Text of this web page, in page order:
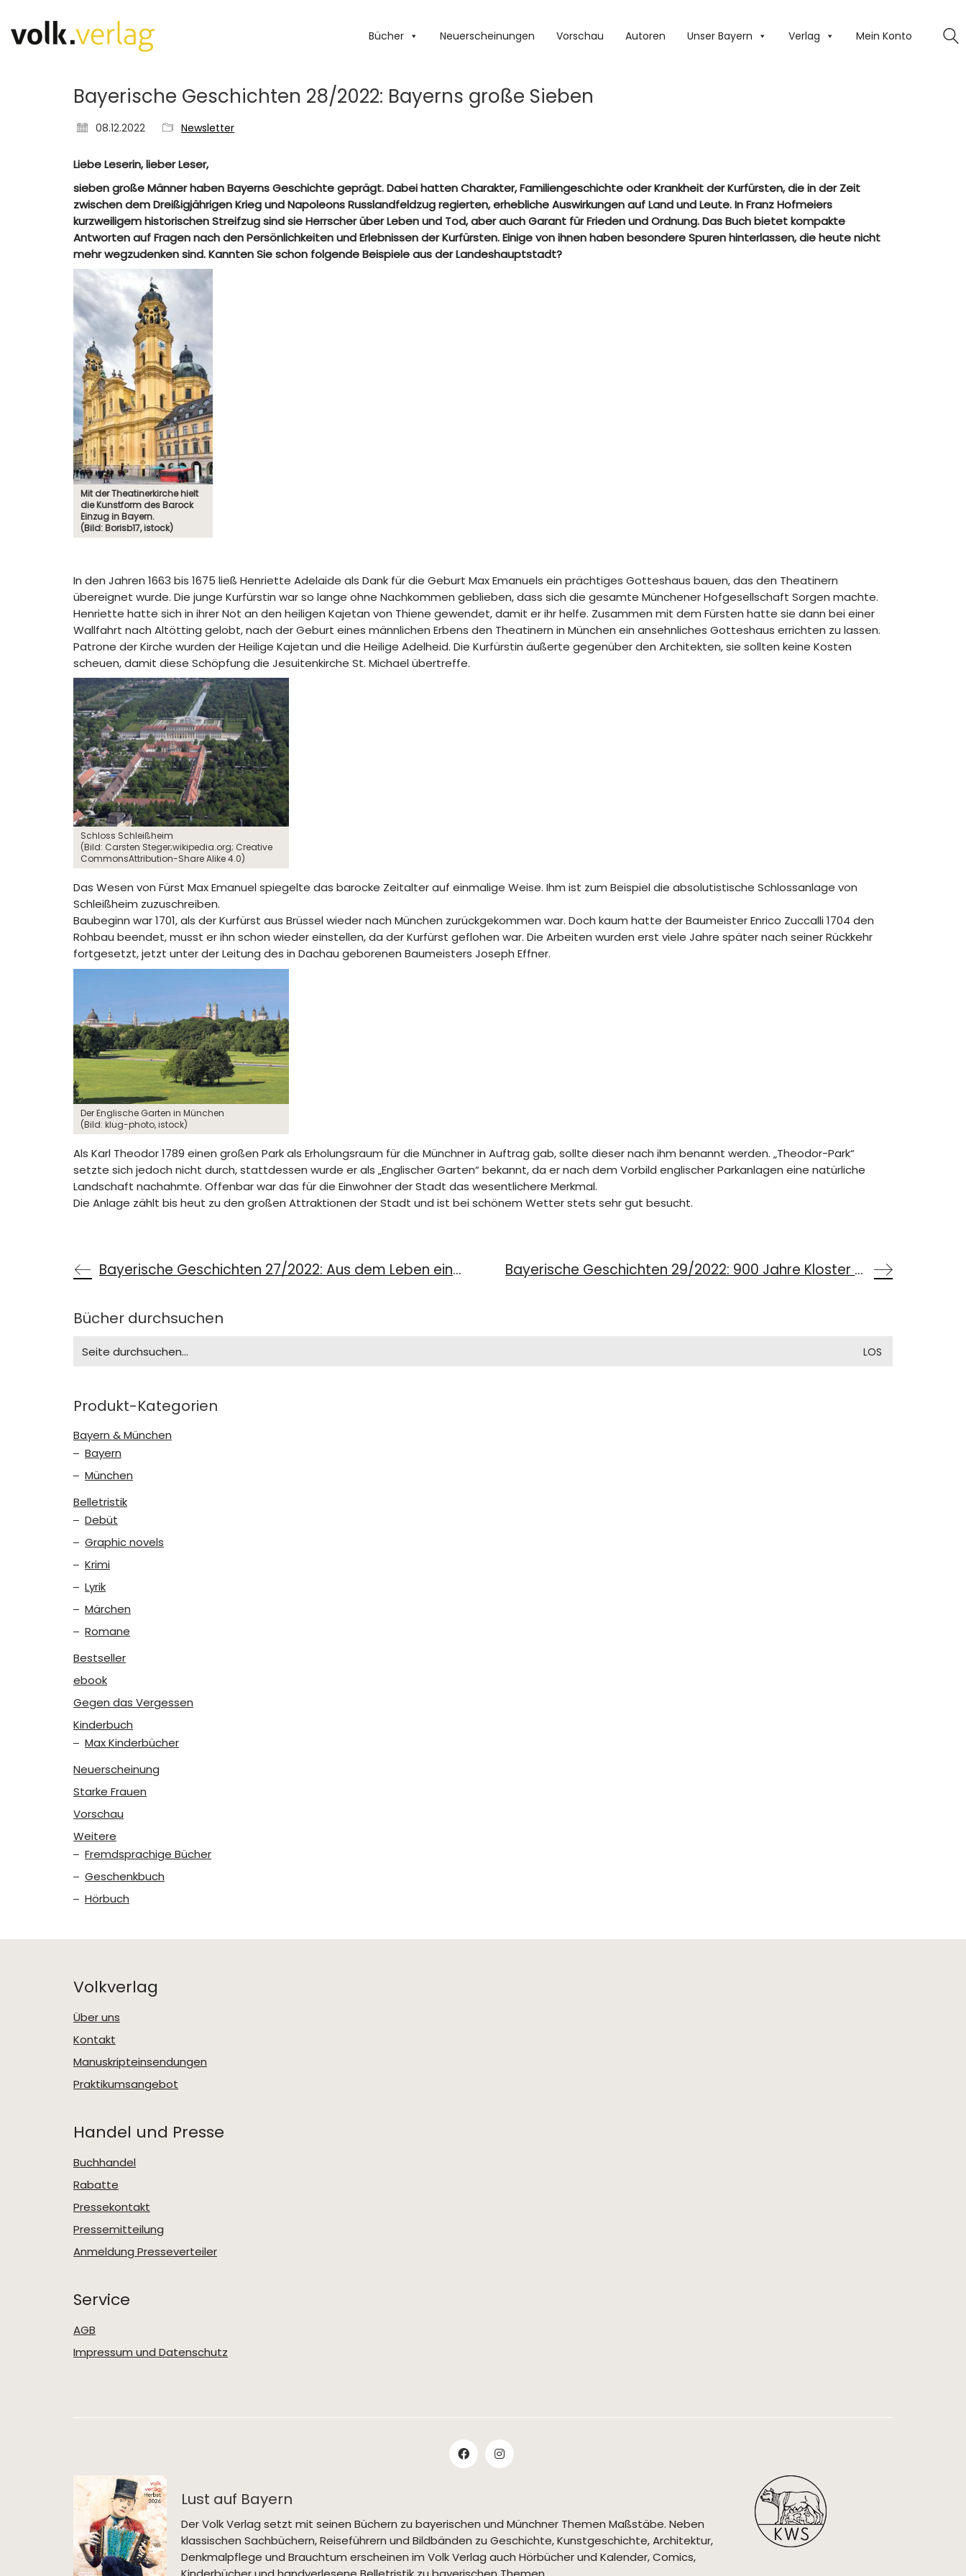
Bücher Neuerscheinungen Vorschau Autoren Unser Bayern Verlag Mein Konto
Bayerische Geschichten 28/2022: Bayerns große Sieben
08.12.2022 Newsletter
Liebe Leserin, lieber Leser,
sieben große Männer haben Bayerns Geschichte geprägt. Dabei hatten Charakter, Familiengeschichte oder Krankheit der Kurfürsten, die in der Zeit
zwischen dem Dreißigjährigen Krieg und Napoleons Russlandfeldzug regierten, erhebliche Auswirkungen auf Land und Leute. In Franz Hofmeiers
kurzweiligem historischen Streifzug sind sie Herrscher über Leben und Tod, aber auch Garant für Frieden und Ordnung. Das Buch bietet kompakte
Antworten auf Fragen nach den Persönlichkeiten und Erlebnissen der Kurfürsten. Einige von ihnen haben besondere Spuren hinterlassen, die heute nicht
mehr wegzudenken sind. Kannten Sie schon folgende Beispiele aus der Landeshauptstadt?
Mit der Theatinerkirche hielt
die Kunstform des Barock
Einzug in Bayern.
(Bild: Borisb17, istock)
In den Jahren 1663 bis 1675 ließ Henriette Adelaide als Dank für die Geburt Max Emanuels ein prächtiges Gotteshaus bauen, das den Theatinern
übereignet wurde. Die junge Kurfürstin war so lange ohne Nachkommen geblieben, dass sich die gesamte Münchener Hofgesellschaft Sorgen machte.
Henriette hatte sich in ihrer Not an den heiligen Kajetan von Thiene gewendet, damit er ihr helfe. Zusammen mit dem Fürsten hatte sie dann bei einer
Wallfahrt nach Altötting gelobt, nach der Geburt eines männlichen Erbens den Theatinern in München ein ansehnliches Gotteshaus errichten zu lassen.
Patrone der Kirche wurden der Heilige Kajetan und die Heilige Adelheid. Die Kurfürstin äußerte gegenüber den Architekten, sie sollten keine Kosten
scheuen, damit diese Schöpfung die Jesuitenkirche St. Michael übertreffe.
Schloss Schleißheim
(Bild: Carsten Steger;wikipedia.org; Creative
CommonsAttribution-Share Alike 4.0)
Das Wesen von Fürst Max Emanuel spiegelte das barocke Zeitalter auf einmalige Weise. Ihm ist zum Beispiel die absolutistische Schlossanlage von
Schleißheim zuzuschreiben.
Baubeginn war 1701, als der Kurfürst aus Brüssel wieder nach München zurückgekommen war. Doch kaum hatte der Baumeister Enrico Zuccalli 1704 den
Rohbau beendet, musst er ihn schon wieder einstellen, da der Kurfürst geflohen war. Die Arbeiten wurden erst viele Jahre später nach seiner Rückkehr
fortgesetzt, jetzt unter der Leitung des in Dachau geborenen Baumeisters Joseph Effner.
Der Englische Garten in München
(Bild: klug-photo, istock)
Als Karl Theodor 1789 einen großen Park als Erholungsraum für die Münchner in Auftrag gab, sollte dieser nach ihm benannt werden. „Theodor-Park“
setzte sich jedoch nicht durch, stattdessen wurde er als „Englischer Garten“ bekannt, da er nach dem Vorbild englischer Parkanlagen eine natürliche
Landschaft nachahmte. Offenbar war das für die Einwohner der Stadt das wesentlichere Merkmal.
Die Anlage zählt bis heut zu den großen Attraktionen der Stadt und ist bei schönem Wetter stets sehr gut besucht.
Bayerische Geschichten 27/2022: Aus dem Leben eines Hauses Bayerische Geschichten 29/2022: 900 Jahre Kloster Beuerberg
Bücher durchsuchen
for:
Produkt-Kategorien
Bayern & München
Bayern
München
Belletristik
Debüt
Graphic novels
Krimi
Lyrik
Märchen
Romane
Bestseller
ebook
Gegen das Vergessen
Kinderbuch
Max Kinderbücher
Neuerscheinung
Starke Frauen
Vorschau
Weitere
Fremdsprachige Bücher
Geschenkbuch
Hörbuch
Volkverlag
Über uns
Kontakt
Manuskripteinsendungen
Praktikumsangebot
Handel und Presse
Buchhandel
Rabatte
Pressekontakt
Pressemitteilung
Anmeldung Presseverteiler
Service
AGB
Impressum und Datenschutz
Lust auf Bayern
Der Volk Verlag setzt mit seinen Büchern zu bayerischen und Münchner Themen Maßstäbe. Neben
klassischen Sachbüchern, Reiseführern und Bildbänden zu Geschichte, Kunstgeschichte, Architektur,
Denkmalpflege und Brauchtum erscheinen im Volk Verlag auch Hörbücher und Kalender, Comics,